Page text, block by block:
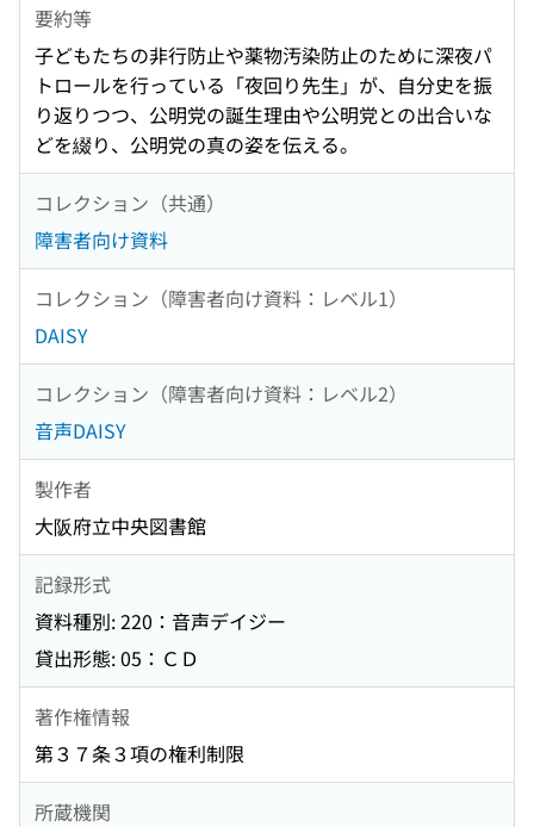
要約等
子どもたちの非行防止や薬物汚染防止のために深夜パ
トロールを行っている「夜回り先生」が、自分史を振
り返りつつ、公明党の誕生理由や公明党との出合いな
どを綴り、公明党の真の姿を伝える。
コレクション（共通）
障害者向け資料
コレクション（障害者向け資料：レベル1）
DAISY
コレクション（障害者向け資料：レベル2）
音声DAISY
製作者
大阪府立中央図書館
記録形式
資料種別: 220：音声デイジー
貸出形態: 05：ＣＤ
著作権情報
第３７条３項の権利制限
所蔵機関